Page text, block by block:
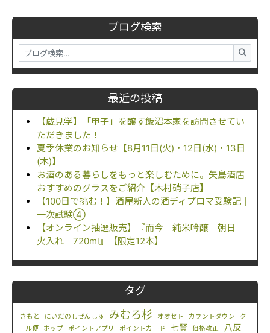
ブログ検索
最近の投稿
【蔵見学】「甲子」を醸す飯沼本家を訪問させてい
ただきました！
夏季休業のお知らせ【8月11日(火)・12日(水)・13日
(木)】
お酒のある暮らしをもっと楽しむために。矢島酒店
おすすめのグラスをご紹介【木村硝子店】
【100日で挑む！】酒屋新人の酒ディプロマ受験記｜
一次試験④
【オンライン抽選販売】『而今 純米吟醸 朝日
火入れ 720ml』【限定12本】
タグ
きもと にいだのしぜんしゅ みむろ杉 オオセト カウントダウン
ク
ール便
ホップ ポイントアプリ ポイントカード 七賢 価格改正
八反